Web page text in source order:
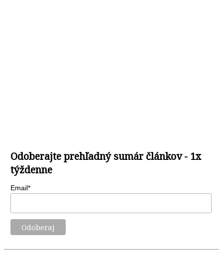
Odoberajte prehľadný sumár článkov - 1x
týždenne
Email*